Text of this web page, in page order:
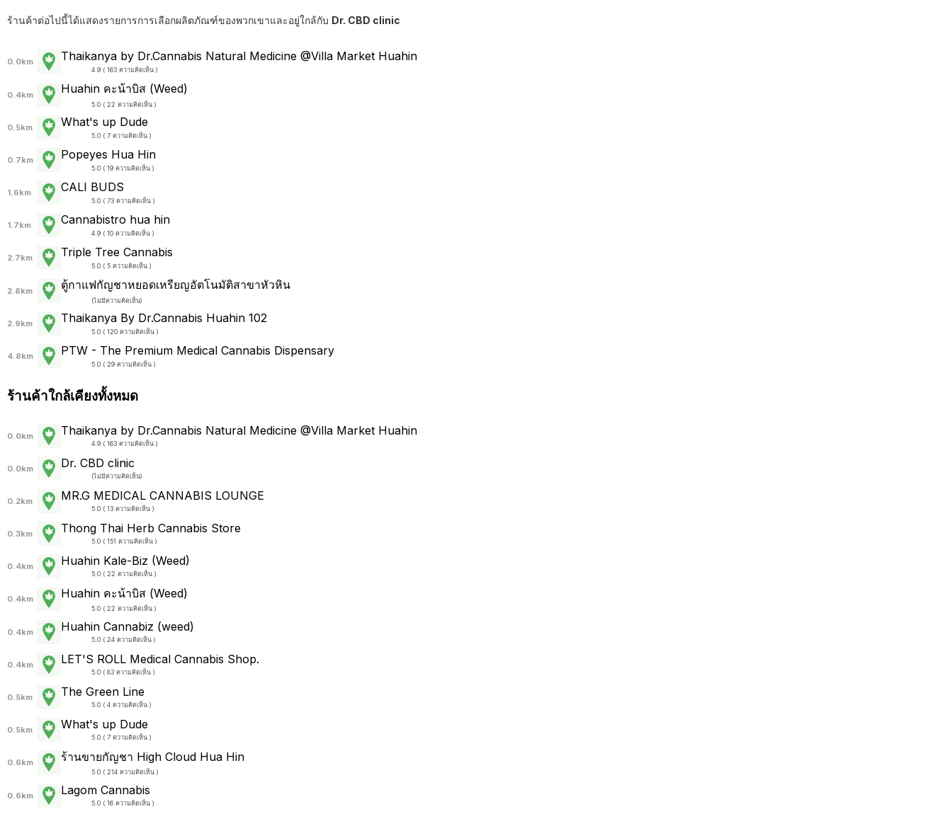
ร้านค้าต่อไปนี้ได้แสดงรายการการเลือกผลิตภัณฑ์ของพวกเขาและอยู่ใกล้กับ Dr. CBD clinic
0.0km Thaikanya by Dr.Cannabis Natural Medicine @Villa Market Huahin
4.9 ( 163 ความคิดเห็น )
0.4km Huahin คะน้าบิส (Weed)
5.0 ( 22 ความคิดเห็น )
0.5km What's up Dude
5.0 ( 7 ความคิดเห็น )
0.7km Popeyes Hua Hin
5.0 ( 19 ความคิดเห็น )
1.6km CALI BUDS
5.0 ( 73 ความคิดเห็น )
1.7km Cannabistro hua hin
4.9 ( 10 ความคิดเห็น )
2.7km Triple Tree Cannabis
5.0 ( 5 ความคิดเห็น )
2.8km ตู้กาแฟกัญชาหยอดเหรียญอัตโนมัติสาขาหัวหิน
(ไม่มีความคิดเห็น)
2.9km Thaikanya By Dr.Cannabis Huahin 102
5.0 ( 120 ความคิดเห็น )
4.8km PTW - The Premium Medical Cannabis Dispensary
5.0 ( 29 ความคิดเห็น )
ร้านค้าใกล้เคียงทั้งหมด
0.0km Thaikanya by Dr.Cannabis Natural Medicine @Villa Market Huahin
4.9 ( 163 ความคิดเห็น )
0.0km Dr. CBD clinic
(ไม่มีความคิดเห็น)
0.2km MR.G MEDICAL CANNABIS LOUNGE
5.0 ( 13 ความคิดเห็น )
0.3km Thong Thai Herb Cannabis Store
5.0 ( 151 ความคิดเห็น )
0.4km Huahin Kale-Biz (Weed)
5.0 ( 22 ความคิดเห็น )
0.4km Huahin คะน้าบิส (Weed)
5.0 ( 22 ความคิดเห็น )
0.4km Huahin Cannabiz (weed)
5.0 ( 24 ความคิดเห็น )
0.4km LET'S ROLL Medical Cannabis Shop.
5.0 ( 83 ความคิดเห็น )
0.5km The Green Line
5.0 ( 4 ความคิดเห็น )
0.5km What's up Dude
5.0 ( 7 ความคิดเห็น )
0.6km ร้านขายกัญชา High Cloud Hua Hin
5.0 ( 214 ความคิดเห็น )
0.6km Lagom Cannabis
5.0 ( 16 ความคิดเห็น )